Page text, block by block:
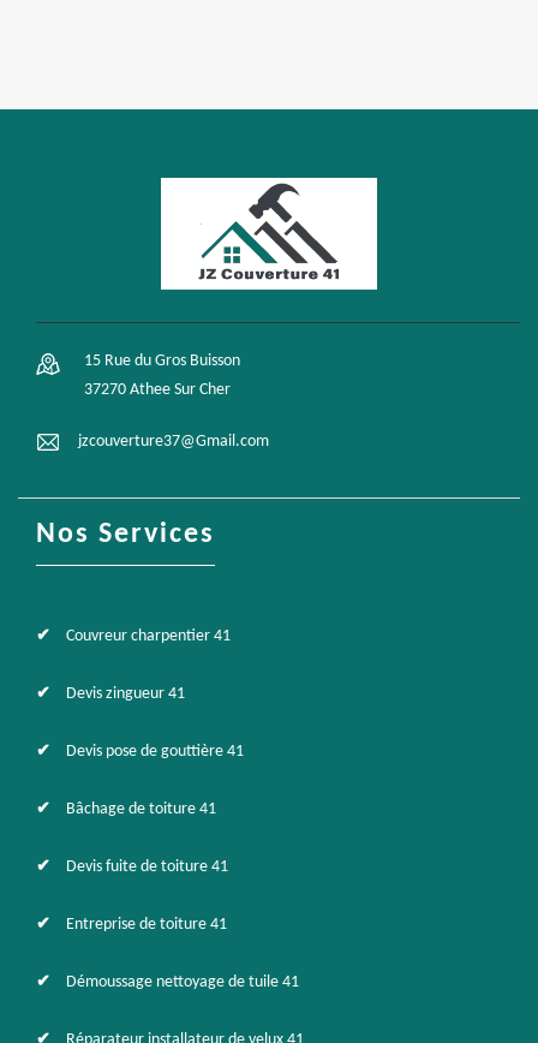
15 Rue du Gros Buisson
37270 Athee Sur Cher
jzcouverture37@Gmail.com
Nos Services
Couvreur charpentier 41
Devis zingueur 41
Devis pose de gouttière 41
Bâchage de toiture 41
Devis fuite de toiture 41
Entreprise de toiture 41
Démoussage nettoyage de tuile 41